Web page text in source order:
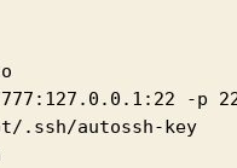
-p
.ssh/autossh-key